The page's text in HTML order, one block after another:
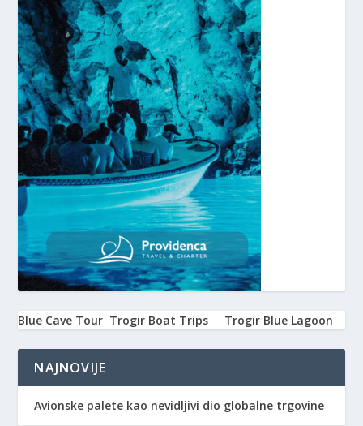
Blue Cave Tour Trogir Boat Trips Trogir Blue Lagoon
NAJNOVIJE
Avionske palete kao nevidljivi dio globalne trgovine